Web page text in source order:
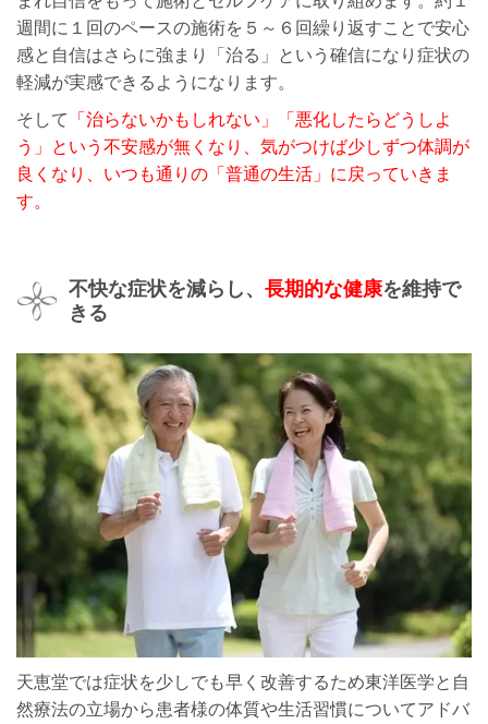
週間に１回のペースの施術を５～６回繰り返すことで安心
感と自信はさらに強まり「治る」という確信になり症状の
軽減が実感できるようになります。
そして
「治らないかもしれない」「悪化したらどうしよ
う」という不安感が無くなり、気がつけば少しずつ体調が
良くなり、いつも通りの「普通の生活」に戻っていきま
す。
不快な症状を減らし、 長期的な健康を維持で
きる
天恵堂では症状を少しでも早く改善するため東洋医学と自
然療法の立場から患者様の体質や生活習慣についてアドバ